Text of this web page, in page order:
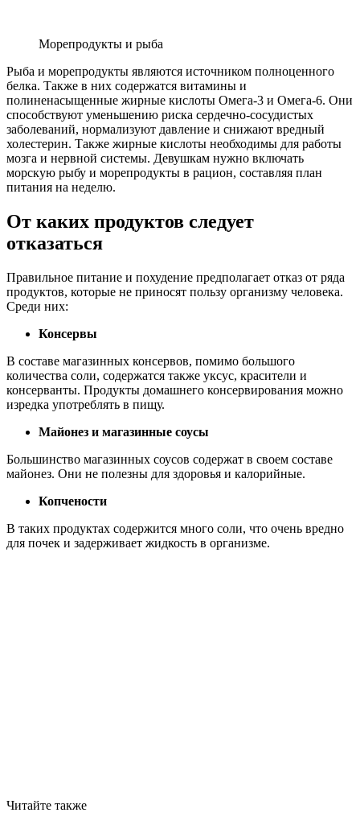
Морепродукты и рыба
Рыба и морепродукты являются источником полноценного
белка. Также в них содержатся витамины и
полиненасыщенные жирные кислоты Омега-3 и Омега-6. Они
способствуют уменьшению риска сердечно-сосудистых
заболеваний, нормализуют давление и снижают вредный
холестерин. Также жирные кислоты необходимы для работы
мозга и нервной системы. Девушкам нужно включать
морскую рыбу и морепродукты в рацион, составляя план
питания на неделю.
От каких продуктов следует
отказаться
Правильное питание и похудение предполагает отказ от ряда
продуктов, которые не приносят пользу организму человека.
Среди них:
Консервы
В составе магазинных консервов, помимо большого
количества соли, содержатся также уксус, красители и
консерванты. Продукты домашнего консервирования можно
изредка употреблять в пищу.
Майонез и магазинные соусы
Большинство магазинных соусов содержат в своем составе
майонез. Они не полезны для здоровья и калорийные.
Копчености
В таких продуктах содержится много соли, что очень вредно
для почек и задерживает жидкость в организме.
Читайте также